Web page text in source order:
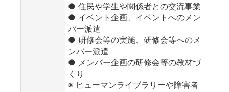
● 住民や学生や関係者との交流事業
● イベント企画、イベントへのメン
バー派遣
● 研修会等の実施、研修会等へのメ
ンバー派遣
● メンバー企画の研修会等の教材づ
くり
※ ヒューマンライブラリーや障害者